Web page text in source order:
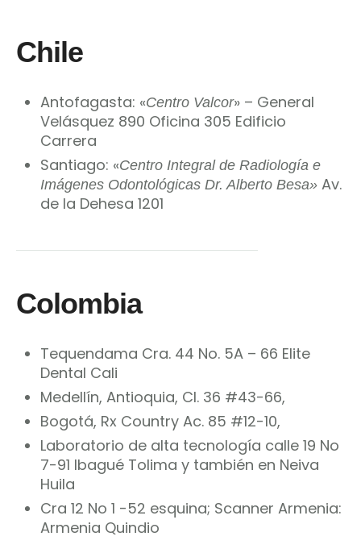
Chile
Antofagasta: «Centro Valcor» – General
Velásquez 890 Oficina 305 Edificio
Carrera
Santiago: «Centro Integral de Radiología e
Imágenes Odontológicas Dr. Alberto Besa» Av.
de la Dehesa 1201
Colombia
Tequendama Cra. 44 No. 5A – 66 Elite
Dental Cali
Medellín, Antioquia, Cl. 36 #43-66,
Bogotá, Rx Country Ac. 85 #12-10,
Laboratorio de alta tecnología calle 19 No
7-91 Ibagué Tolima y también en Neiva
Huila
Cra 12 No 1 -52 esquina; Scanner Armenia:
Armenia Quindio